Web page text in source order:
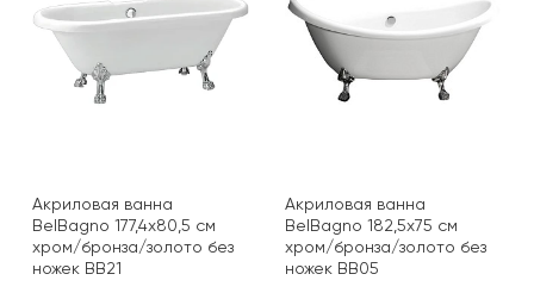
Акриловая ванна
BelBagno 177,4х80,5 см
хром/бронза/золото без
ножек BB21
Акриловая ванна
BelBagno 182,5х75 см
хром/бронза/золото без
ножек BB05